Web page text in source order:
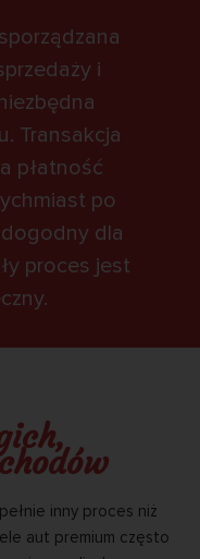
i
Transakcja
płatność
po
dla
proces jest
inny proces niż
aut premium często